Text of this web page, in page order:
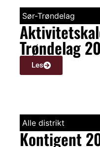
Sør-Trøndelag
Trøndelag
Les
Alle distrikt
Kontigent